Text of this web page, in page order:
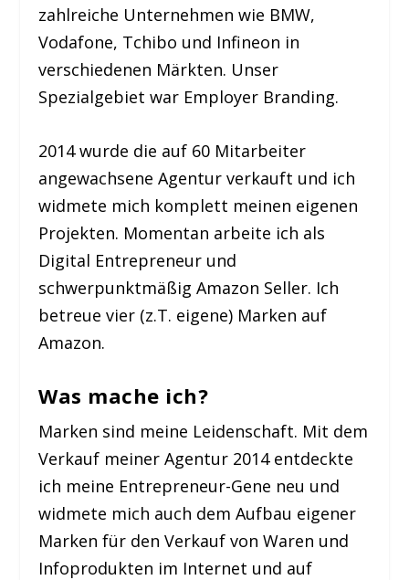
zahlreiche Unternehmen wie BMW,
Vodafone, Tchibo und Infineon in
verschiedenen Märkten. Unser
Spezialgebiet war Employer Branding.
2014 wurde die auf 60 Mitarbeiter
angewachsene Agentur verkauft und ich
widmete mich komplett meinen eigenen
Projekten. Momentan arbeite ich als
Digital Entrepreneur und
schwerpunktmäßig Amazon Seller. Ich
betreue vier (z.T. eigene) Marken auf
Amazon.
Was mache ich?
Marken sind meine Leidenschaft. Mit dem
Verkauf meiner Agentur 2014 entdeckte
ich meine Entrepreneur-Gene neu und
widmete mich auch dem Aufbau eigener
Marken für den Verkauf von Waren und
Infoprodukten im Internet und auf